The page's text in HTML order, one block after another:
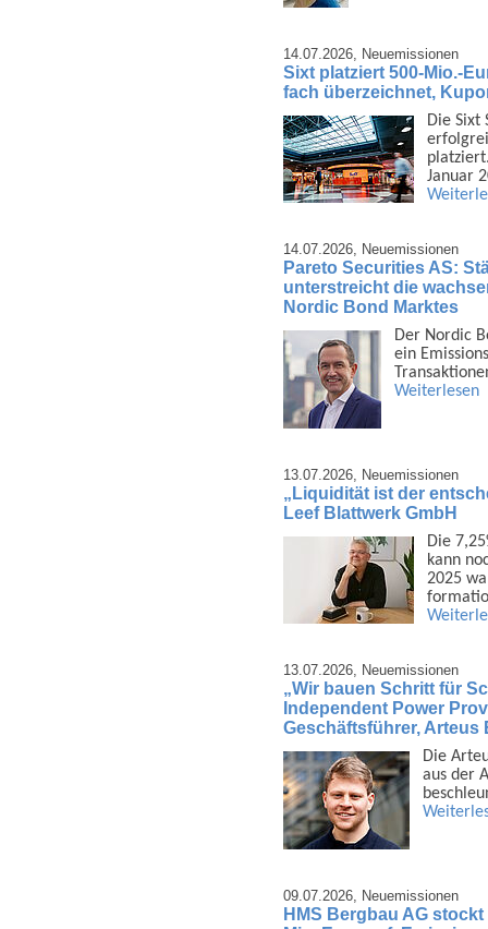
14.07.2026, Neuemissionen
Sixt platziert 500-Mio.-
fach überzeichnet,
Die Sixt
Januar
14.07.2026, Neuemissionen
Pareto Securities AS:
unterstreicht die
Nordic Bond Marktes
Der Nordic
ein
Weiterlesen
13.07.2026, Neuemissionen
„Liquidität ist der
Leef Blattwerk GmbH
Die
kann
2025
13.07.2026, Neuemissionen
„Wir bauen Schritt für
Independent Power
Geschäftsführer, Arteus
Die
aus der
09.07.2026, Neuemissionen
HMS Bergbau AG stockt